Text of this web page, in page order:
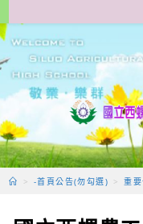
轉
至
要
容
> -首頁公告(勿勾選) > 重